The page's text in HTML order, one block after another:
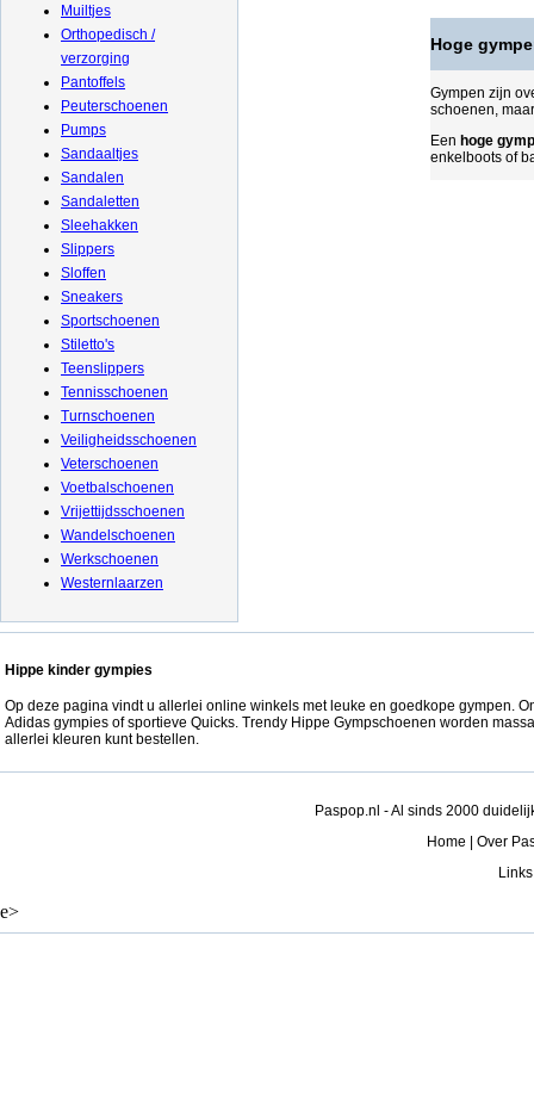
Muiltjes
Orthopedisch /
verzorging
Pantoffels
Peuterschoenen
Pumps
Sandaaltjes
Sandalen
Sandaletten
Sleehakken
Slippers
Sloffen
Sneakers
Sportschoenen
Stiletto's
Teenslippers
Tennisschoenen
Turnschoenen
Veiligheidsschoenen
Veterschoenen
Voetbalschoenen
Vrijettijdsschoenen
Wandelschoenen
Werkschoenen
Westernlaarzen
Hoge
Gympen zijn
schoenen,
Een hoge gymp
enkelboots of
Hippe kinder gympies
Op deze pagina vindt u allerlei online winkels met leuke en goedkope gympen.
Adidas gympies of sportieve Quicks. Trendy Hippe Gympschoenen worden
allerlei kleuren kunt bestellen.
Paspop.nl - Al sinds 2000
Home | Over
e>